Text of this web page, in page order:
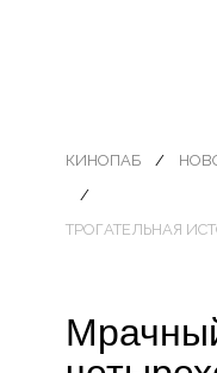
КИНОПАБ
ТРОГАТЕЛЬНАЯ